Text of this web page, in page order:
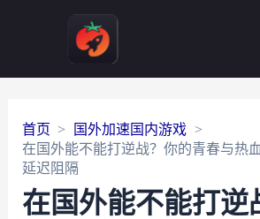
首页
国外加速国内游戏
在国外能不能打逆战？你的青春与热
延迟阻隔
在国外能不能打逆